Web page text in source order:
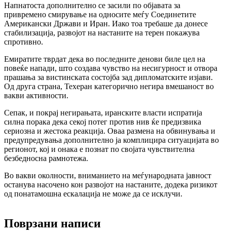
Напнатоста дополнително се засили по објавата за
привремено смирување на односите меѓу Соединетите
Американски Држави и Иран. Иако тоа требаше да донесе
стабилизација, развојот на настаните на терен покажува
спротивно.
Емиратите тврдат дека во последните денови биле цел на
повеќе напади, што создава чувство на несигурност и отвора
прашања за вистинската состојба зад дипломатските изјави.
Од друга страна, Техеран категорично негира вмешаност во
вакви активности.
Сепак, и покрај негирањата, иранските власти испратија
силна порака дека секој потег против нив ќе предизвика
сериозна и жестока реакција. Оваа размена на обвинувања и
предупредувања дополнително ја комплицира ситуацијата во
регионот, кој и онака е познат по својата чувствителна
безбедносна рамнотежа.
Во вакви околности, вниманието на меѓународната јавност
останува насочено кон развојот на настаните, додека ризикот
од понатамошна ескалација не може да се исклучи.
Поврзани написи